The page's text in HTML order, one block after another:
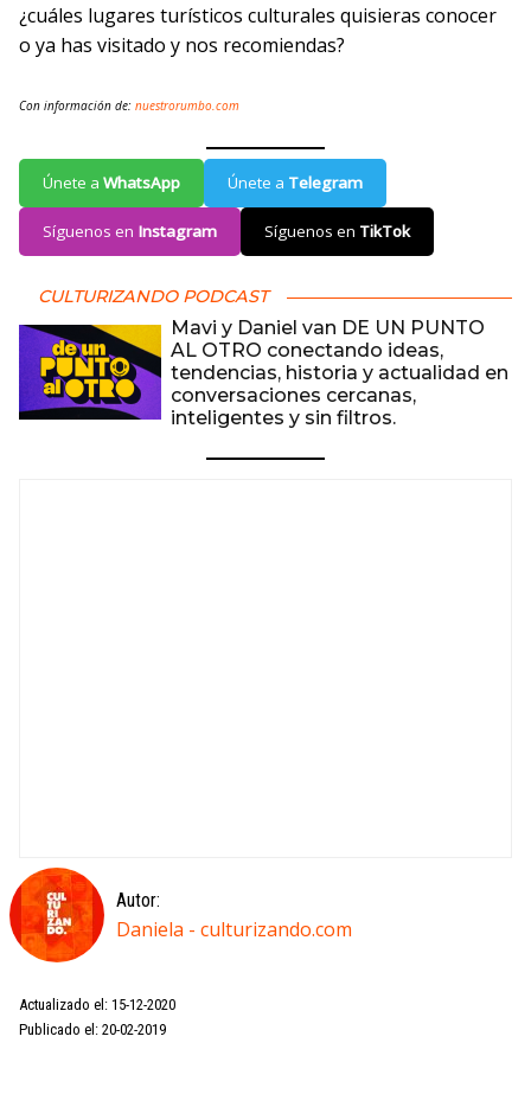
¿cuáles lugares turísticos culturales quisieras conocer
o ya has visitado y nos recomiendas?
Con información de: nuestrorumbo.com
Únete a WhatsApp Únete a Telegram
Síguenos en Instagram Síguenos en TikTok
CULTURIZANDO PODCAST
Mavi y Daniel van DE UN PUNTO
AL OTRO conectando ideas,
tendencias, historia y actualidad en
conversaciones cercanas,
inteligentes y sin filtros.
Autor:
Daniela - culturizando.com
Actualizado el: 15-12-2020
Publicado el: 20-02-2019